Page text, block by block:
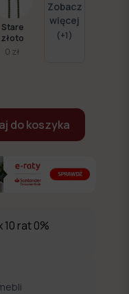
Stare
złoto
0 zł
Zobacz
więcej
(+1)
do koszyka
10 rat 0%